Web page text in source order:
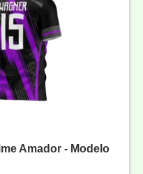
Amador - Modelo